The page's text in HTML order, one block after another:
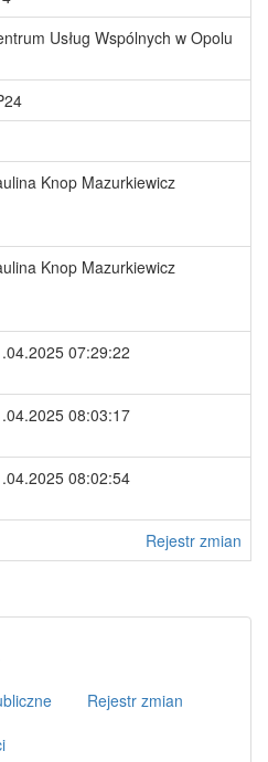
Usług Wspólnych w Opolu
Knop Mazurkiewicz
Knop Mazurkiewicz
07:29:22
08:03:17
08:02:54
Rejestr zmian
Rejestr zmian